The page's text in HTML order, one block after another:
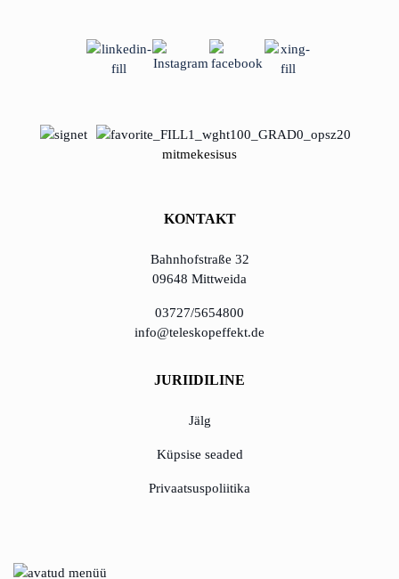
mitmekesisus
KONTAKT
Bahnhofstraße 32
09648 Mittweida
03727/5654800
info@teleskopeffekt.de
JURIIDILINE
Jälg
Küpsise seaded
Privaatsuspoliitika